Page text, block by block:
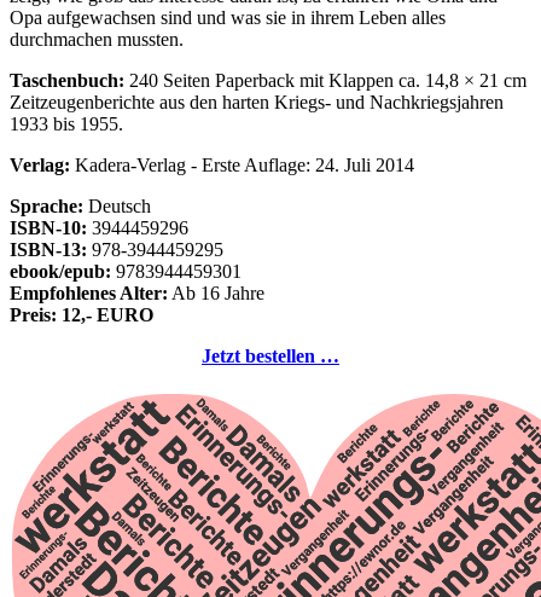
Opa aufgewachsen sind und was sie in ihrem Leben alles
durchmachen mussten.
Taschenbuch: 240 Seiten Paperback mit Klappen ca. 14,8 × 21 cm
Zeitzeugenberichte aus den harten Kriegs- und Nachkriegsjahren
1933 bis 1955.
Verlag: Kadera-Verlag - Erste Auflage: 24. Juli 2014
Sprache: Deutsch
ISBN-10: 3944459296
ISBN-13: 978-3944459295
ebook/epub: 9783944459301
Empfohlenes Alter: Ab 16 Jahre
Preis: 12,- EURO
Jetzt bestellen …